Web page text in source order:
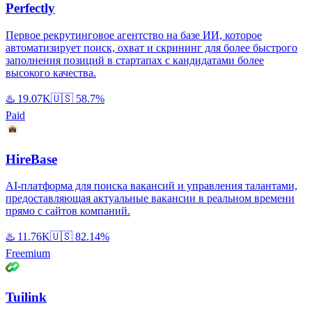
Perfectly
Первое рекрутинговое агентство на базе ИИ, которое
автоматизирует поиск, охват и скрининг для более быстрого
заполнения позиций в стартапах с кандидатами более
высокого качества.
♨️ 19.07K🇺🇸 58.7%
Paid
HireBase
AI-платформа для поиска вакансий и управления талантами,
предоставляющая актуальные вакансии в реальном времени
прямо с сайтов компаний.
♨️ 11.76K🇺🇸 82.14%
Freemium
Tuilink